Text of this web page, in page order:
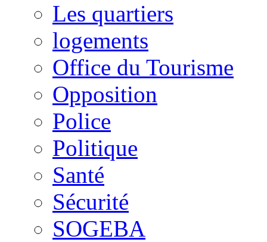
Les quartiers
logements
Office du Tourisme
Opposition
Police
Politique
Santé
Sécurité
SOGEBA